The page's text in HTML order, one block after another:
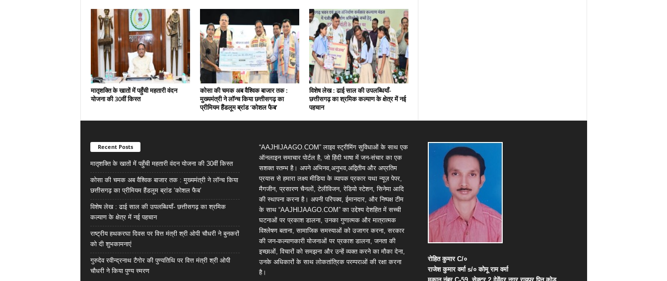
मातृशक्ति के खातों में पहुँची महतारी वंदन
योजना की 30वीं किस्त
कोसा की चमक अब वैश्विक बाजार तक :
मुख्यमंत्री ने लॉन्च किया छत्तीसगढ़ का
प्रीमियम हैंडलूम ब्रांड ‘कोशल फैब’
विशेष लेख : ढाई साल की उपलब्धियाँ-
छत्तीसगढ़ का श्रमिक कल्याण के क्षेत्र में नई
पहचान
Recent Posts
मातृशक्ति के खातों में पहुँची महतारी वंदन योजना की 30वीं किस्त
कोसा की चमक अब वैश्विक बाजार तक : मुख्यमंत्री ने लॉन्च किया
छत्तीसगढ़ का प्रीमियम हैंडलूम ब्रांड ‘कोशल फैब’
विशेष लेख : ढाई साल की उपलब्धियाँ- छत्तीसगढ़ का श्रमिक
कल्याण के क्षेत्र में नई पहचान
राष्ट्रीय हथकरघा दिवस पर वित्त मंत्री श्री ओपी चौधरी ने बुनकरों
को दी शुभकामनाएं
गुरुदेव रवीन्द्रनाथ टैगोर की पुण्यतिथि पर वित्त मंत्री श्री ओपी
चौधरी ने किया पुण्य स्मरण
“AAJHIJAAGO.COM” लाइव स्ट्रीमिंग सुविधाओं के साथ एक
ऑनलाइन समाचार पोर्टल है, जो हिंदी भाषा में जन-संचार का एक
सशक्त स्तम्भ है। अपने अभिनव,अनुभव,अद्वितीय और अप्रतिम
प्रयास से हमारा लक्ष्य मीडिया के व्यापक प्रकार यथा न्यूज़ पेपर,
मैगजीन, प्रसारण चैनलों, टेलीविजन, रेडियो स्टेशन, सिनेमा आदि
की स्थापना करना है। अपनी परिपक्व, ईमानदार, और निष्पक्ष टीम
के साथ “AAJHIJAAGO.COM” का उद्देश्य देशहित में सच्ची
घटनाओं पर प्रकाश डालना, उनका गुणात्मक और मात्रात्मक
विश्लेषण बताना, सामाजिक समस्याओं को उजागर करना, सरकार
की जन-कल्याणकारी योजनाओं पर प्रकाश डालना, जनता की
इच्छाओं, विचारों को समझना और उन्हें व्यक्त करने का मौका देना,
उनके अधिकारों के साथ लोकतांत्रिक परम्पराओं की रक्षा करना
है।
रोहित कुमारC/०
राजेश कुमार वर्माs/० कोमू राम वर्मा